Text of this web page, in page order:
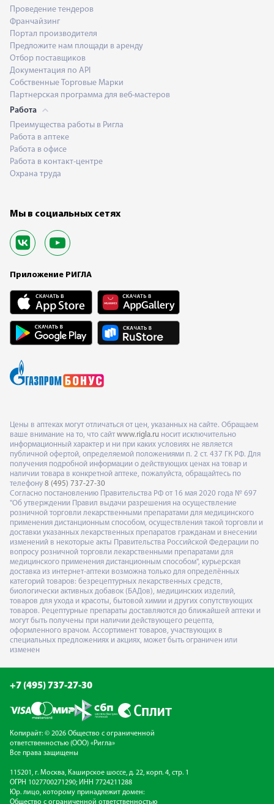
Проведение тендеров
Франчайзинг
Портал производителя
Предложите нам площади в аренду
Отбор поставщиков
Документация по API
Собственные Торговые Марки
Партнерская программа для веб-мастеров
Работа
Преимущества работы в Ригла
Работа в аптеке
Работа в офисе
Работа в контакт-центре
Охрана труда
Мы в социальных сетях
Приложение РИГЛА
Цены в аптеках могут отличаться от цен, указанных на сайте. Обращаем
ваше внимание на то, что сайт www.rigla.ru носит исключительно
информационный характер и ни при каких условиях не является
публичной офертой, определяемой положениями п. 2 ст. 437 ГК РФ. Для
получения подробной информации о действующих ценах на товар и
наличии товара в конкретной аптеке, пожалуйста, обращайтесь по
телефону 8 (495) 737-27-30
Согласно постановлению Правительства РФ от 16 мая 2020 года № 697
"Об утверждении Правил выдачи разрешения на осуществление
розничной торговли лекарственными препаратами для медицинского
применения дистанционным способом, осуществления такой торговли и
доставки указанных лекарственных препаратов гражданам и внесении
изменений в некоторые акты Правительства Российской Федерации по
вопросу розничной торговли лекарственными препаратами для
медицинского применения дистанционным способом", курьерская
доставка из интернет-аптеки возможна только для определённых
категорий товаров: безрецептурных лекарственных средств,
биологически активных добавок (БАДов), медицинских изделий,
товаров для ухода и красоты, бытовой химии и других сопутствующих
товаров. Рецептурные препараты доставляются до ближайшей аптеки и
могут быть получены при наличии действующего рецепта,
оформленного врачом. Ассортимент товаров, участвующих в
специальных предложениях и акциях, может быть ограничен или
изменен
+7 (495) 737-27-30
Копирайт: © 2026 Общество с ограниченной
ответственностью (ООО) «Ригла»
Все права защищены
115201, г. Москва, Каширское шоссе, д. 22, корп. 4, стр. 1
ОГРН 1027700271290; ИНН 7724211288
Юр. лицо, которому принадлежит домен:
Общество с ограниченной ответственностью